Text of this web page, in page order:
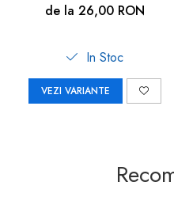
de la 26,00 RON
In Stoc
VEZI VARIANTE